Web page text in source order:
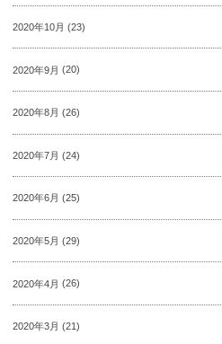
2020年10月 (23)
2020年9月 (20)
2020年8月 (26)
2020年7月 (24)
2020年6月 (25)
2020年5月 (29)
2020年4月 (26)
2020年3月 (21)